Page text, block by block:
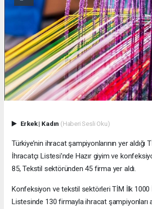
Erkek| Kadın (Haberi Sesli Oku)
Türkiye’nin ihracat şampiyonlarının yer aldığı
İhracatçı Listesi’nde Hazır giyim ve
85, Tekstil sektöründen 45 firma yer aldı.
Konfeksiyon ve tekstil sektörleri TİM İlk 1000
Listesinde 130 firmayla ihracat şampiyonları